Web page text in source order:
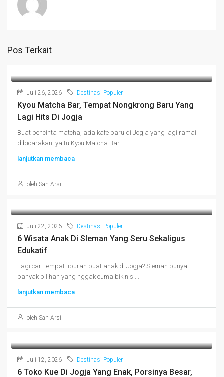
Pos Terkait
Juli 26, 2026 Destinasi Populer
Kyou Matcha Bar, Tempat Nongkrong Baru Yang
Lagi Hits Di Jogja
Buat pencinta matcha, ada kafe baru di Jogja yang lagi ramai
dibicarakan, yaitu Kyou Matcha Bar....
lanjutkan membaca
oleh San Arsi
Juli 22, 2026 Destinasi Populer
6 Wisata Anak Di Sleman Yang Seru Sekaligus
Edukatif
Lagi cari tempat liburan buat anak di Jogja? Sleman punya
banyak pilihan yang nggak cuma bikin si...
lanjutkan membaca
oleh San Arsi
Juli 12, 2026 Destinasi Populer
6 Toko Kue Di Jogja Yang Enak, Porsinya Besar,